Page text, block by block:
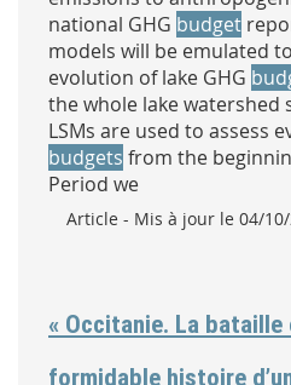
national GHG budget
models will be emulated
evolution of lake GHG
the whole lake watershed
LSMs are used to assess
budgets from the
Period we
Type :
Article - Mis à jour le 04/
« Occitanie. La bataille
formidable histoire